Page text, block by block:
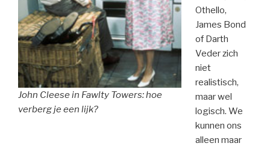
John Cleese in Fawlty Towers: hoe
verberg je een lijk?
Othello,
James Bond
of Darth
Veder zich
niet
realistisch,
maar wel
logisch. We
kunnen ons
alleen maar